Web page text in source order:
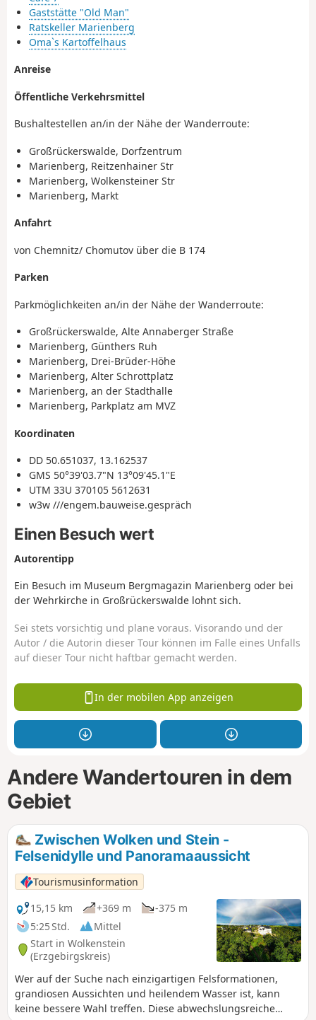
Gaststätte "Old Man"
Ratskeller Marienberg
Oma`s Kartoffelhaus
Anreise
Öffentliche Verkehrsmittel
Bushaltestellen an/in der Nähe der Wanderroute:
Großrückerswalde, Dorfzentrum
Marienberg, Reitzenhainer Str
Marienberg, Wolkensteiner Str
Marienberg, Markt
Anfahrt
von Chemnitz/ Chomutov über die B 174
Parken
Parkmöglichkeiten an/in der Nähe der Wanderroute:
Großrückerswalde, Alte Annaberger Straße
Marienberg, Günthers Ruh
Marienberg, Drei-Brüder-Höhe
Marienberg, Alter Schrottplatz
Marienberg, an der Stadthalle
Marienberg, Parkplatz am MVZ
Koordinaten
DD 50.651037, 13.162537
GMS 50°39'03.7"N 13°09'45.1"E
UTM 33U 370105 5612631
w3w ///engem.bauweise.gespräch
Einen Besuch wert
Autorentipp
Ein Besuch im Museum Bergmagazin Marienberg oder bei
der Wehrkirche in Großrückerswalde lohnt sich.
Sei stets vorsichtig und plane voraus. Visorando und der
Autor / die Autorin dieser Tour können im Falle eines Unfalls
auf dieser Tour nicht haftbar gemacht werden.
In der mobilen App anzeigen
Andere Wandertouren in dem
Gebiet
Zwischen Wolken und Stein -
Felsenidylle und Panoramaaussicht
Tourismusinformation
15,15 km
+369 m
-375 m
5:25 Std.
Mittel
Start in Wolkenstein
(Erzgebirgskreis)
Wer auf der Suche nach einzigartigen Felsformationen,
grandiosen Aussichten und heilendem Wasser ist, kann
keine bessere Wahl treffen. Diese abwechslungsreiche